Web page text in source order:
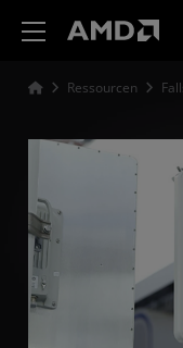
Ressourcen